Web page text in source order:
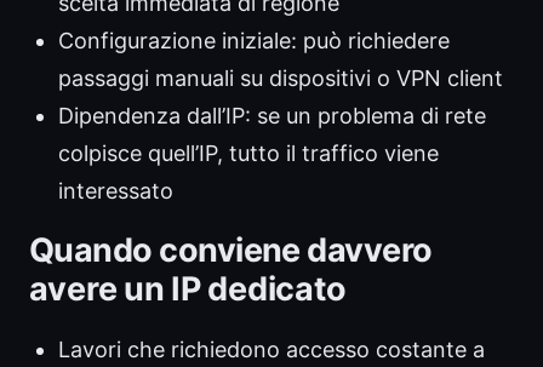
Configurazione iniziale: può richiedere
passaggi manuali su dispositivi o VPN client
Dipendenza dall’IP: se un problema di rete
colpisce quell’IP, tutto il traffico viene
interessato
Quando conviene davvero
avere un IP dedicato
Lavori che richiedono accesso costante a